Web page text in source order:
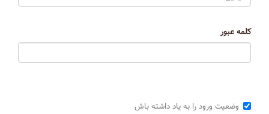
کلمه عبور
وضعیت ورود را به یاد داشته باش